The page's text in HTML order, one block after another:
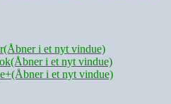
i et nyt vindue)
i et nyt vindue)
i et nyt vindue)